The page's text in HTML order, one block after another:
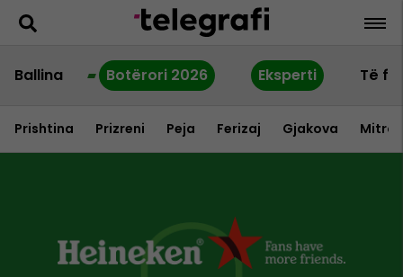
Ballina Botërori 2026 Eksperti Të
Prishtina Prizreni Peja Ferizaj Gjakova